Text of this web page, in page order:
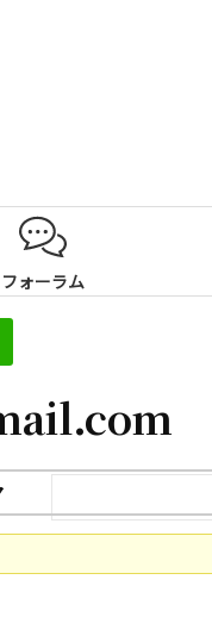
フォーラム